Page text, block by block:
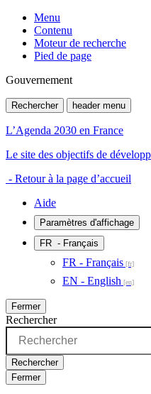
Menu
Contenu
Moteur de recherche
Pied de page
Gouvernement
Rechercher header menu
L’Agenda 2030 en France
Le site des objectifs de
- Retour à la page d’accueil
Aide
Paramètres d'affichage
FR - Français
FR - Français
EN - English
Fermer
Rechercher
Rechercher
Fermer